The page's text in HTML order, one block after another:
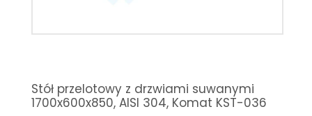
Stół przelotowy z drzwiami suwanymi
1700x600x850, AISI 304, Komat KST-036